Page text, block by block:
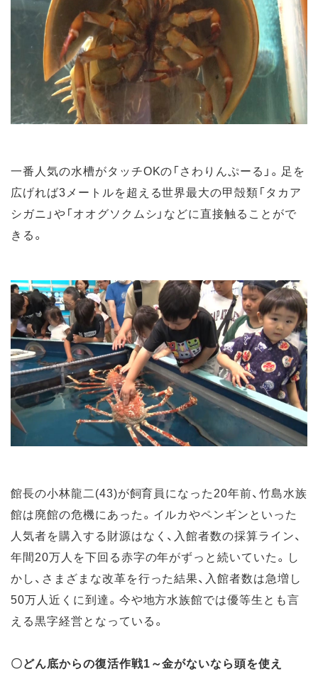
一番人気の水槽がタッチOKの「さわりんぷーる」。足を
広げれば3メートルを超える世界最大の甲殻類「タカア
シガニ」や「オオグソクムシ」などに直接触ることがで
きる。
館長の小林龍二(43)が飼育員になった20年前、竹島水族
館は廃館の危機にあった。イルカやペンギンといった
人気者を購入する財源はなく、入館者数の採算ライン、
年間20万人を下回る赤字の年がずっと続いていた。し
かし、さまざまな改革を行った結果、入館者数は急増し
50万人近くに到達。今や地方水族館では優等生とも言
える黒字経営となっている。
〇どん底からの復活作戦1～金がないなら頭を使え